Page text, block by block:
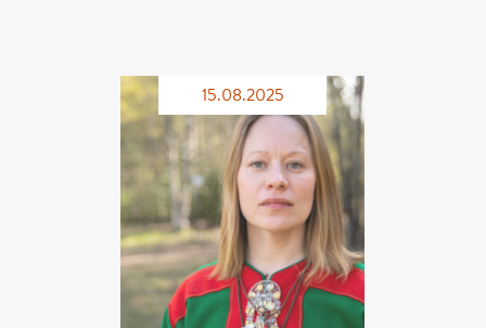
15.08.2025